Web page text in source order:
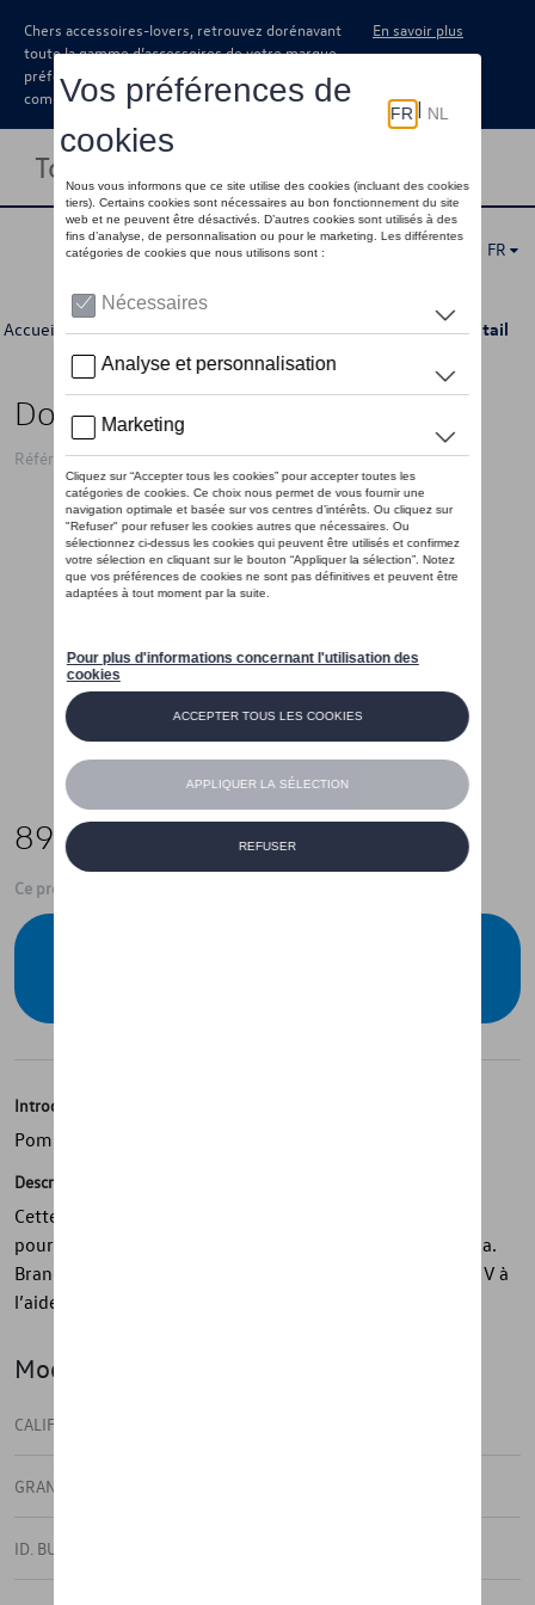
Chers accessoires-lovers, retrouvez dorénavant
toute la gamme d’accessoires de votre marque
préférée sous forme de catalogue à
commander auprès de votre concessionaire.
En savoir plus
Toggle navigation
FR
Accueil >Catalogue Volkswagen >Camping >Intérieur > Détail
Dometic Gale 12V Pump
Référence: DMT9120000437
89,00 €
Ce produit n'est actuellement pas de stock
Introduction
Pompe électrique
Description
Cette pompe électrique 12 V est conçue spécifiquement
pour une utilisation avec les auvents AIR et tentes Kampa.
Branchez-la simplement à une source d’alimentation 12 V à
l’aide d’un câble très long et paramétrez la PSI requise.
Modèle(s)
CALIFORNIA
GRAND CALIFORNIA
ID. BUZZ